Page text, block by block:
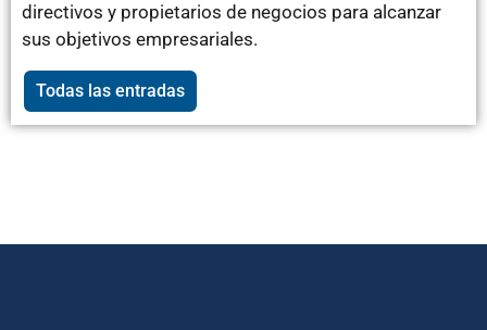
directivos y propietarios de negocios para alcanzar
sus objetivos empresariales.
Todas las entradas